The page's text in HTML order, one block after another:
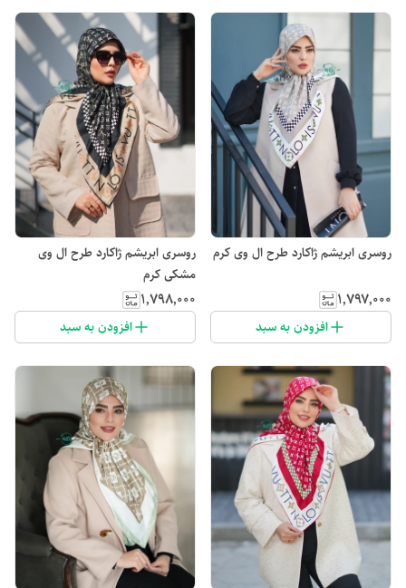
روسری ابریشم ژاکارد طرح ال وی کرم
۱٬۷۹۷٬۰۰۰
افزودن به سبد
روسری ابریشم ژاکارد طرح ال وی
مشکی کرم
۱٬۷۹۸٬۰۰۰
افزودن به سبد